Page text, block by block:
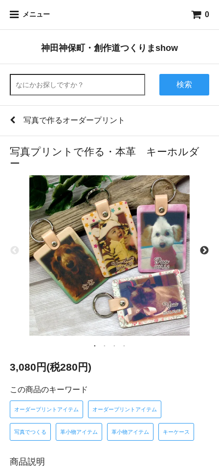
メニュー 0
神田神保町・創作道つくりまshow
検索
写真で作るオーダープリント
写真プリントで作る・本革 キーホルダ
ー
3,080円(税280円)
この商品のキーワード
オーダープリントアイテム オーダープリントアイテム
写真でつくる 革小物アイテム 革小物アイテム キーケース
商品説明